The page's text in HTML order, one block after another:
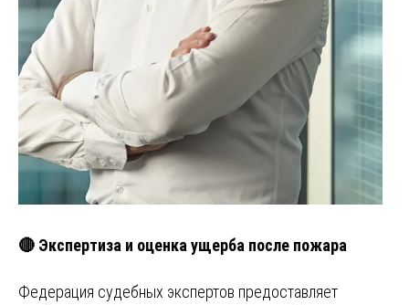
🔴 Экспертиза и оценка ущерба после пожара
Федерация судебных экспертов предоставляет